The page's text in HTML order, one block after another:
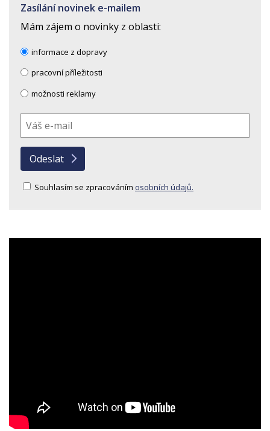
Zasílání novinek e-mailem
Mám zájem o novinky z oblasti:
informace z dopravy
pracovní příležitosti
možnosti reklamy
Souhlasím se zpracováním osobních údajů.